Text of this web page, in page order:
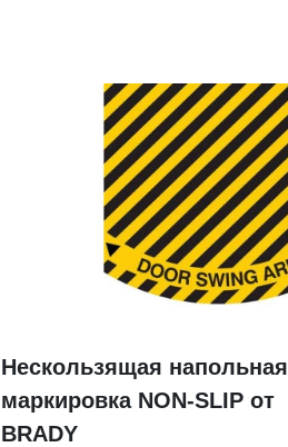
Нескользящая напольная
маркировка NON-SLIP от
BRADY